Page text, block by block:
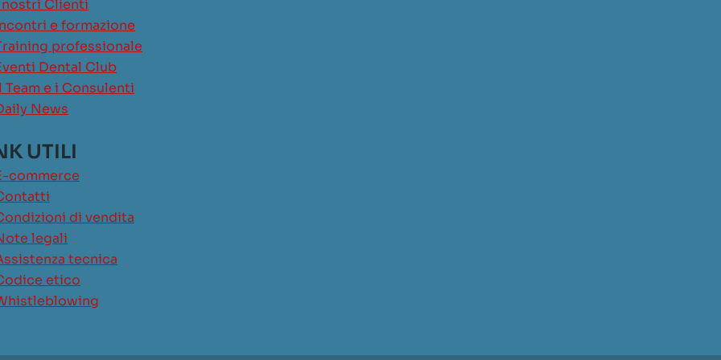
nostri Clienti
e formazione
professionale
Dental Club
Team e i Consulenti
News
UTILI
commerce
di vendita
legali
tecnica
etico